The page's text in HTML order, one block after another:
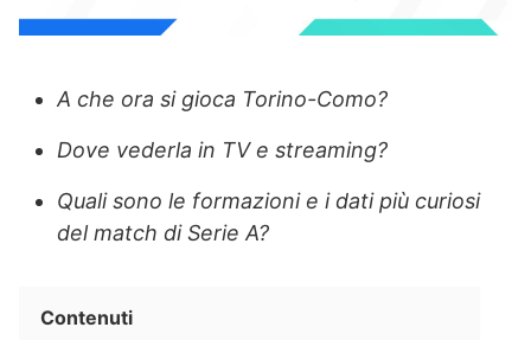
A che ora si gioca Torino-Como?
Dove vederla in TV e streaming?
Quali sono le formazioni e i dati più curiosi
del match di Serie A?
Contenuti